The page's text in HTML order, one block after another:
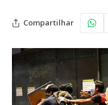
Compartilhar